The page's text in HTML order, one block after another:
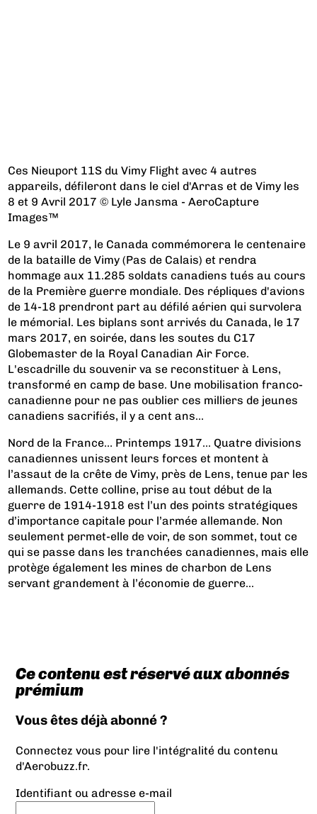
Ces Nieuport 11S du Vimy Flight avec 4 autres
appareils, défileront dans le ciel d'Arras et de Vimy les
8 et 9 Avril 2017 © Lyle Jansma - AeroCapture
Images™
Le 9 avril 2017, le Canada commémorera le centenaire
de la bataille de Vimy (Pas de Calais) et rendra
hommage aux 11.285 soldats canadiens tués au cours
de la Première guerre mondiale. Des répliques d'avions
de 14-18 prendront part au défilé aérien qui survolera
le mémorial. Les biplans sont arrivés du Canada, le 17
mars 2017, en soirée, dans les soutes du C17
Globemaster de la Royal Canadian Air Force.
L'escadrille du souvenir va se reconstituer à Lens,
transformé en camp de base. Une mobilisation franco-
canadienne pour ne pas oublier ces milliers de jeunes
canadiens sacrifiés, il y a cent ans…
Nord de la France… Printemps 1917… Quatre divisions
canadiennes unissent leurs forces et montent à
l’assaut de la crête de Vimy, près de Lens, tenue par les
allemands. Cette colline, prise au tout début de la
guerre de 1914-1918 est l’un des points stratégiques
d’importance capitale pour l’armée allemande. Non
seulement permet-elle de voir, de son sommet, tout ce
qui se passe dans les tranchées canadiennes, mais elle
protège également les mines de charbon de Lens
servant grandement à l’économie de guerre...
Ce contenu est réservé aux abonnés
prémium
Vous êtes déjà abonné ?
Connectez vous pour lire l'intégralité du contenu
d'Aerobuzz.fr.
Identifiant ou adresse e-mail